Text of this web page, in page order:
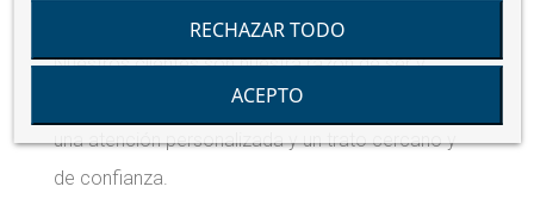
servicio de asesoramiento técnico y postventa.
Nuestros clientes son nuestra razón de ser y
nuestro principal activo. Por eso, les ofrecemos
una atención personalizada y un trato cercano y
de confianza.
RECHAZAR TODO
ACEPTO